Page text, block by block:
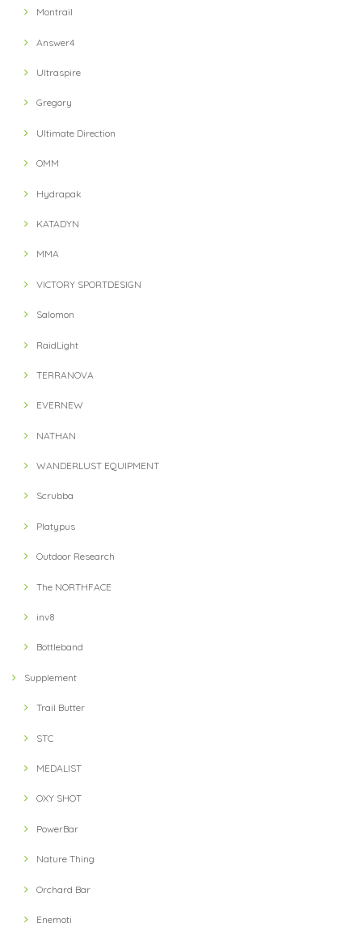
Montrail
Answer4
Ultraspire
Gregory
Ultimate Direction
OMM
Hydrapak
KATADYN
MMA
VICTORY SPORTDESIGN
Salomon
RaidLight
TERRANOVA
EVERNEW
NATHAN
WANDERLUST EQUIPMENT
Scrubba
Platypus
Outdoor Research
The NORTHFACE
inv8
Bottleband
Supplement
Trail Butter
STC
MEDALIST
OXY SHOT
PowerBar
Nature Thing
Orchard Bar
Enemoti